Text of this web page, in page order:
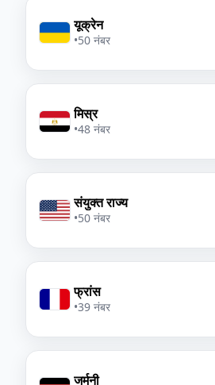
यूक्रेन
•50 नंबर
मिस्र
•48 नंबर
संयुक्त राज्य
•50 नंबर
फ्रांस
•39 नंबर
जर्मनी